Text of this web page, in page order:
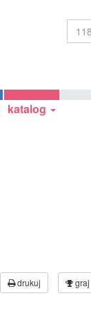
katalog
drukuj graj